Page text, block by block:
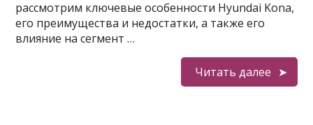
рассмотрим ключевые особенности Hyundai Kona,
его преимущества и недостатки, а также его
влияние на сегмент …
Читать далее